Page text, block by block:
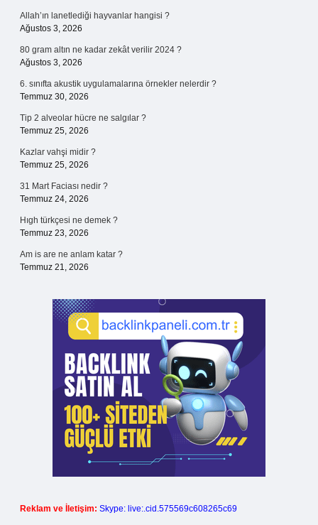
Allah’ın lanetlediği hayvanlar hangisi ?
Ağustos 3, 2026
80 gram altın ne kadar zekât verilir 2024 ?
Ağustos 3, 2026
6. sınıfta akustik uygulamalarına örnekler nelerdir ?
Temmuz 30, 2026
Tip 2 alveolar hücre ne salgılar ?
Temmuz 25, 2026
Kazlar vahşi midir ?
Temmuz 25, 2026
31 Mart Faciası nedir ?
Temmuz 24, 2026
Hıgh türkçesi ne demek ?
Temmuz 23, 2026
Am is are ne anlam katar ?
Temmuz 21, 2026
Reklam ve İletişim: Skype: live:.cid.575569c608265c69